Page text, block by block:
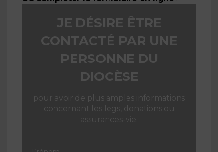
JE DÉSIRE ÊTRE
CONTACTÉ PAR UNE
PERSONNE DU
DIOCÈSE
pour avoir de plus amples informations
concernant les legs, donations ou
assurances-vie.